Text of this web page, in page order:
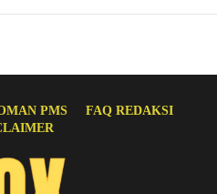
PMS
FAQ REDAKSI